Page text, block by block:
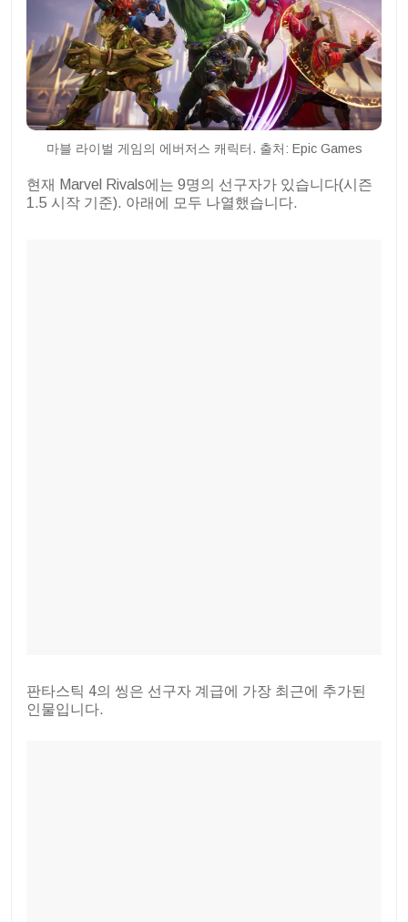
마블 라이벌 게임의 에버저스 캐릭터. 출처: Epic Games
현재 Marvel Rivals에는 9명의 선구자가 있습니다(시즌
1.5 시작 기준). 아래에 모두 나열했습니다.
판타스틱 4의 씽은 선구자 계급에 가장 최근에 추가된
인물입니다.